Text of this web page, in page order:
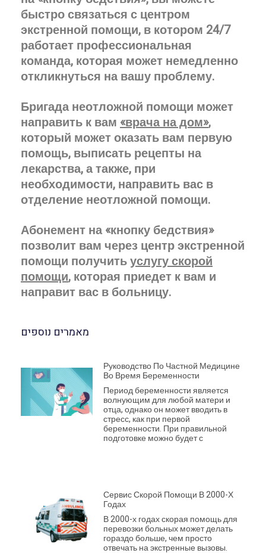
быстро связаться с центром
экстренной помощи, в котором 24/7
работает профессиональная
команда, которая может немедленно
откликнуться на вашу проблему.
Бригада неотложной помощи может
направить к вам «врача на дом»,
который может оказать вам первую
помощь, выписать рецепты на
лекарства, а также, при
необходимости, направить вас в
отделение неотложной помощи.
Абонемент на «кнопку бедствия»
позволит вам через центр экстренной
помощи получитьуслугу скорой
помощи, которая приедет к вам и
направит вас в больницу.
מאמרים נוספים
Руководство По Частной Медицине
Во Время Беременности
Период беременности является
волнующим для любой матери и
отца, однако он может вводить в
стресс, как при первой
беременности. При правильной
подготовке можно будет с
Сервис Скорой Помощи В 2000-Х
Годах
В 2000-х годах скорая помощь для
перевозки больных может делать
гораздо больше, чем просто
отвечать на экстренные вызовы.